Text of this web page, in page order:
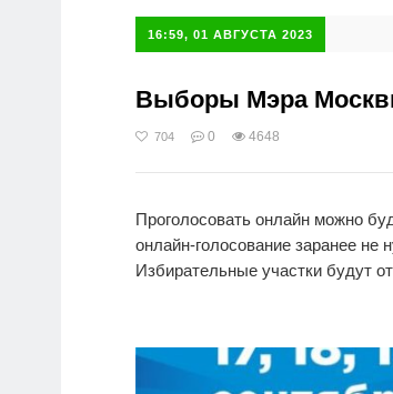
16:59, 01 АВГУСТА 2023
Выборы Мэра Москвы
704 0 4648
Проголосовать онлайн можно
онлайн-голосование заранее не
Избирательные участки будут